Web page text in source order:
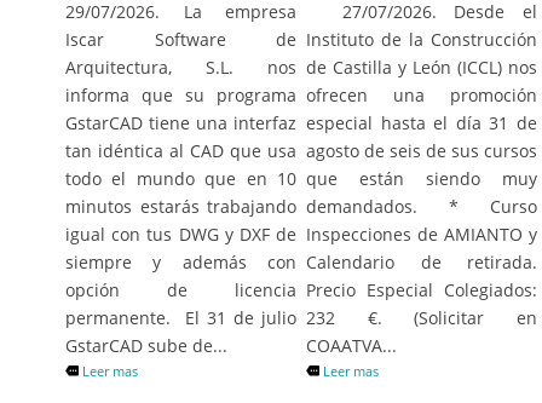
29/07/2026. La empresa
Iscar Software de
Arquitectura, S.L. nos
informa que su programa
GstarCAD tiene una interfaz
tan idéntica al CAD que usa
todo el mundo que en 10
minutos estarás trabajando
igual con tus DWG y DXF de
siempre y además con
opción de licencia
permanente. El 31 de julio
GstarCAD sube de...
Leer mas
27/07/2026. Desde el
Instituto de la Construcción
de Castilla y León (ICCL) nos
ofrecen una promoción
especial hasta el día 31 de
agosto de seis de sus cursos
que están siendo muy
demandados. * Curso
Inspecciones de AMIANTO y
Calendario de retirada.
Precio Especial Colegiados:
232 €. (Solicitar en
COAATVA...
Leer mas